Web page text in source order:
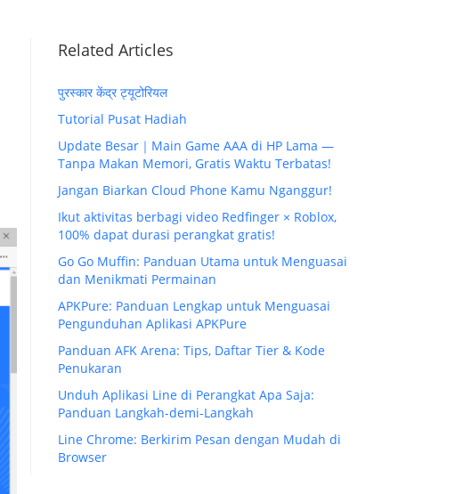
Related Articles
पुरस्कार केंद्र ट्यूटोरियल
Tutorial Pusat Hadiah
Update Besar｜Main Game AAA di HP Lama —
Tanpa Makan Memori, Gratis Waktu Terbatas!
Jangan Biarkan Cloud Phone Kamu Nganggur!
Ikut aktivitas berbagi video Redfinger × Roblox,
100% dapat durasi perangkat gratis!
Go Go Muffin: Panduan Utama untuk Menguasai
dan Menikmati Permainan
APKPure: Panduan Lengkap untuk Menguasai
Pengunduhan Aplikasi APKPure
Panduan AFK Arena: Tips, Daftar Tier & Kode
Penukaran
Unduh Aplikasi Line di Perangkat Apa Saja:
Panduan Langkah-demi-Langkah
Line Chrome: Berkirim Pesan dengan Mudah di
Browser